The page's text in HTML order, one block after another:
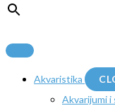
Akvaristika
Akvarijumi i